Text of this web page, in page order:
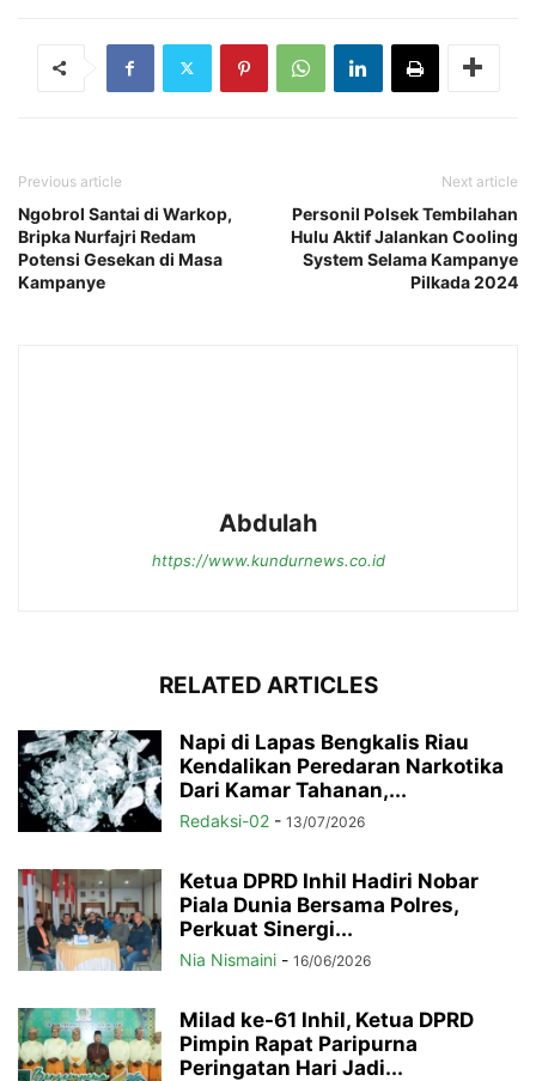
Previous article
Ngobrol Santai di Warkop,
Bripka Nurfajri Redam
Potensi Gesekan di Masa
Kampanye
Next article
Personil Polsek Tembilahan
Hulu Aktif Jalankan Cooling
System Selama Kampanye
Pilkada 2024
Abdulah
https://www.kundurnews.co.id
RELATED ARTICLES
Napi di Lapas Bengkalis Riau
Kendalikan Peredaran Narkotika
Dari Kamar Tahanan,...
Redaksi-02 - 13/07/2026
Ketua DPRD Inhil Hadiri Nobar
Piala Dunia Bersama Polres,
Perkuat Sinergi...
Nia Nismaini - 16/06/2026
Milad ke-61 Inhil, Ketua DPRD
Pimpin Rapat Paripurna
Peringatan Hari Jadi...